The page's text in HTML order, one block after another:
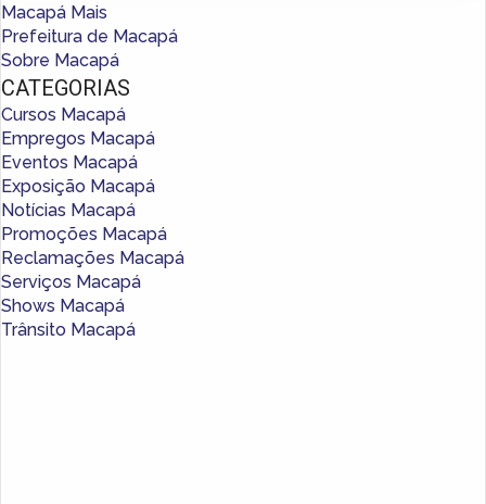
Macapá Mais
Prefeitura de Macapá
Sobre Macapá
CATEGORIAS
Cursos Macapá
Empregos Macapá
Eventos Macapá
Exposição Macapá
Notícias Macapá
Promoções Macapá
Reclamações Macapá
Serviços Macapá
Shows Macapá
Trânsito Macapá